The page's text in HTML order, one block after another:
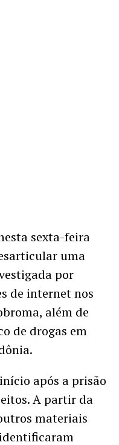
sexta-feira
uma
por
de internet nos
além de
de drogas em
após a prisão
A partir da
materiais